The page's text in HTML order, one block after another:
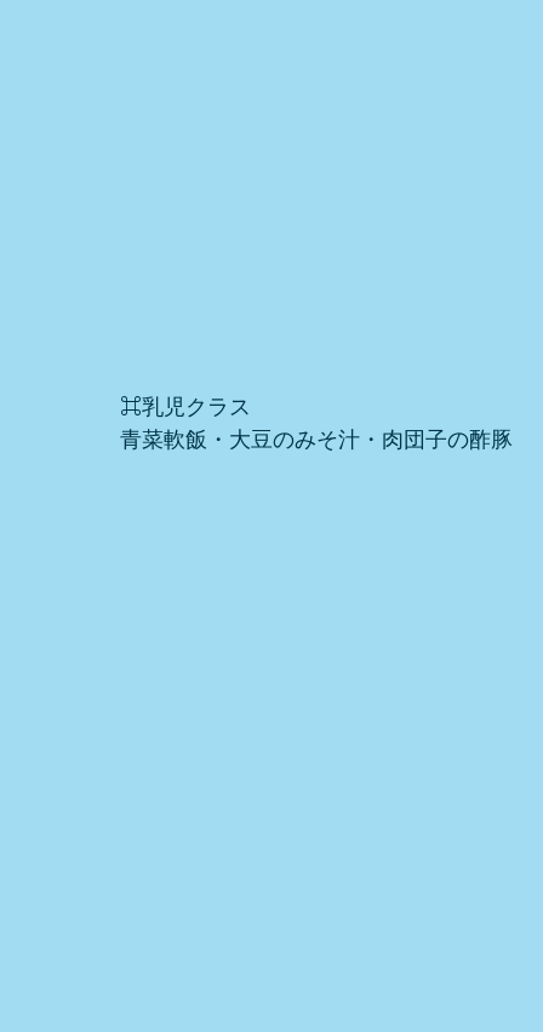
⌘乳児クラス
青菜軟飯・大豆のみそ汁・肉団子の酢豚